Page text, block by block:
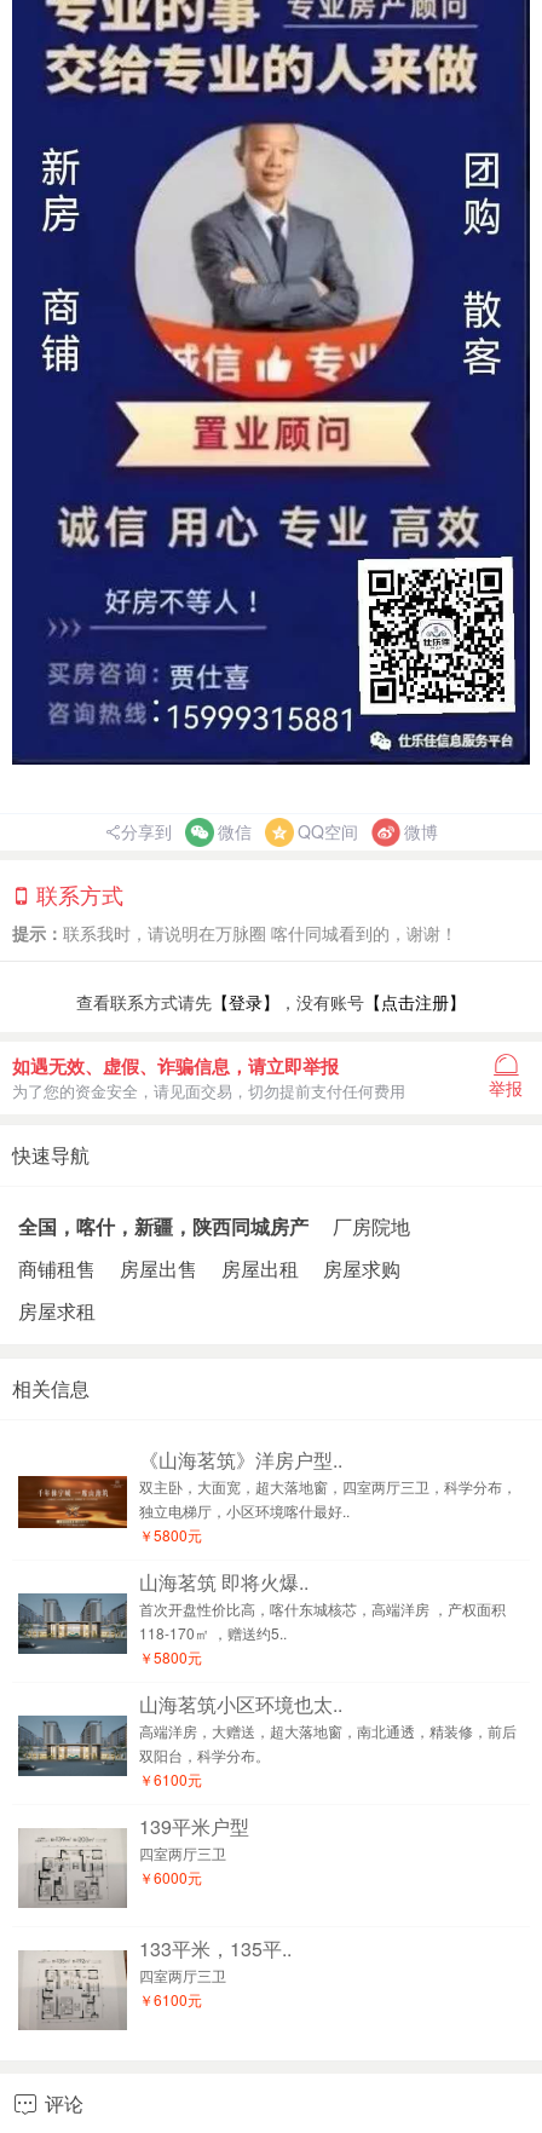
分享到 微信 QQ空间 微博
联系方式
提示： 联系我时，请说明在万脉圈 喀什同城看到的，谢谢！
查看联系方式请先 【登录】 ，没有账号 【点击注册】
如遇无效、虚假、诈骗信息，请立即举报
为了您的资金安全，请见面交易，切勿提前支付任何费用 举报
快速导航
全国，喀什，新疆，陕西同城房产
厂房院地
商铺租售
房屋出售 房屋出租
房屋求购
房屋求租
相关信息
《山海茗筑》洋房户型..
双主卧，大面宽，超大落地窗，四室两厅三卫，科学分布，
独立电梯厅，小区环境喀什最好..
￥5800元
山海茗筑 即将火爆..
首次开盘性价比高，喀什东城核芯，高端洋房 ，产权面积
118-170㎡ ，赠送约5..
￥5800元
山海茗筑小区环境也太..
高端洋房，大赠送，超大落地窗，南北通透，精装修，前后
双阳台，科学分布。
￥6100元
139平米户型
四室两厅三卫
￥6000元
133平米，135平..
四室两厅三卫
￥6100元
 评论